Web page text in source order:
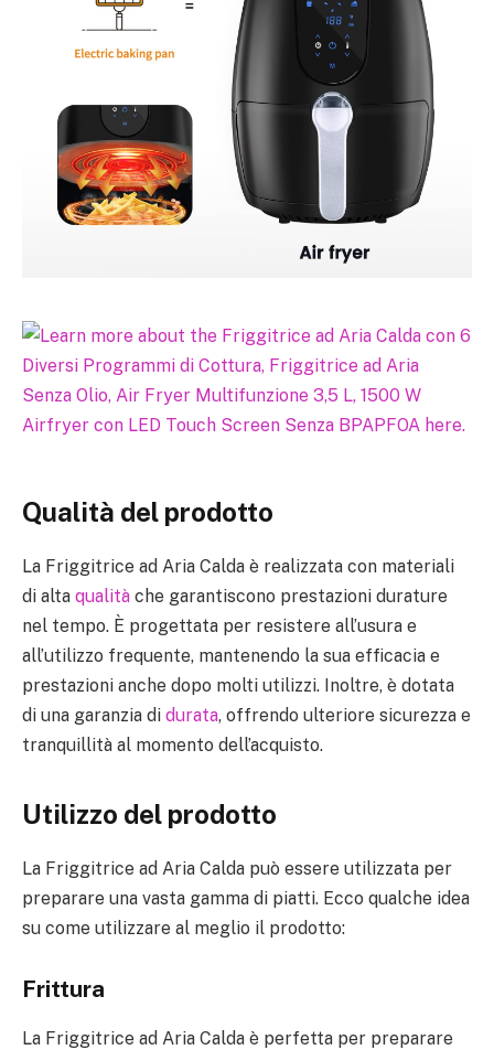
Qualità del prodotto
La Friggitrice ad Aria Calda è realizzata con materiali
di alta qualità che garantiscono prestazioni durature
nel tempo. È progettata per resistere all’usura e
all’utilizzo frequente, mantenendo la sua efficacia e
prestazioni anche dopo molti utilizzi. Inoltre, è dotata
di una garanzia di durata, offrendo ulteriore sicurezza e
tranquillità al momento dell’acquisto.
Utilizzo del prodotto
La Friggitrice ad Aria Calda può essere utilizzata per
preparare una vasta gamma di piatti. Ecco qualche idea
su come utilizzare al meglio il prodotto:
Frittura
La Friggitrice ad Aria Calda è perfetta per preparare